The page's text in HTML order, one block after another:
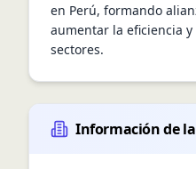
en Perú, formando
aumentar la eficiencia
sectores.
Información de